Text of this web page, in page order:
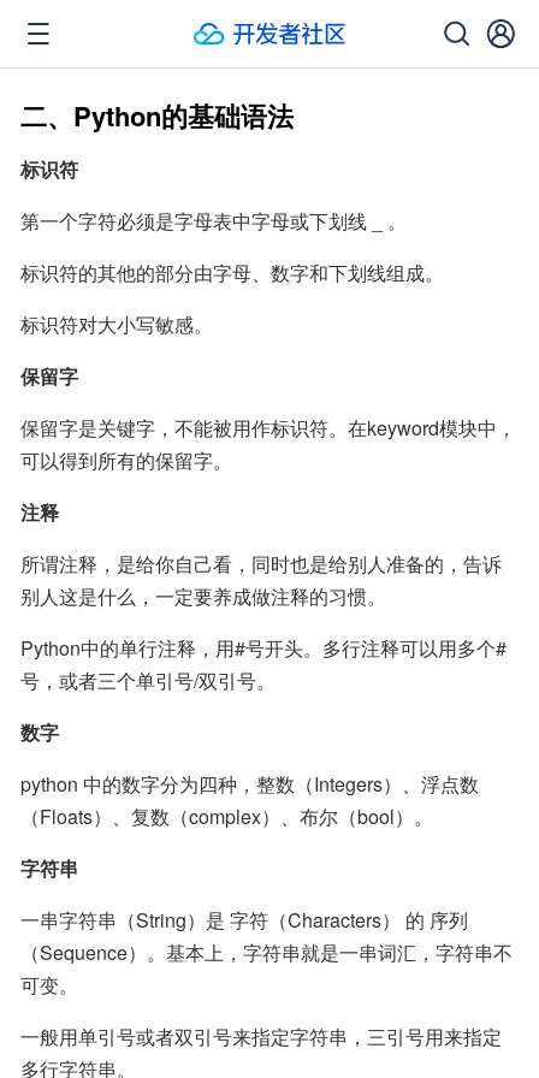
二、Python的基础语法
标识符
第一个字符必须是字母表中字母或下划线 _ 。
标识符的其他的部分由字母、数字和下划线组成。
标识符对大小写敏感。
保留字
保留字是关键字，不能被用作标识符。在keyword模块中，
可以得到所有的保留字。
注释
所谓注释，是给你自己看，同时也是给别人准备的，告诉
别人这是什么，一定要养成做注释的习惯。
Python中的单行注释，用#号开头。多行注释可以用多个#
号，或者三个单引号/双引号。
数字
python 中的数字分为四种，整数（Integers）、浮点数
（Floats）、复数（complex）、布尔（bool）。
字符串
一串字符串（String）是 字符（Characters） 的 序列
（Sequence）。基本上，字符串就是一串词汇，字符串不
可变。
一般用单引号或者双引号来指定字符串，三引号用来指定
多行字符串。